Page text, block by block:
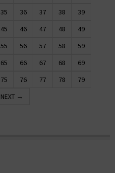
35 36 37 38
39
45 46 47 48
49
55 56 57 58
59
65 66 67 68
69
75 76 77 78
79
NEXT →